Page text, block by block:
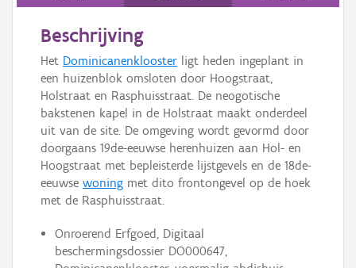
Beschrijving
Het Dominicanenklooster ligt heden ingeplant in
een huizenblok omsloten door Hoogstraat,
Holstraat en Rasphuisstraat. De neogotische
bakstenen kapel in de Holstraat maakt onderdeel
uit van de site. De omgeving wordt gevormd door
doorgaans 19de-eeuwse herenhuizen aan Hol- en
Hoogstraat met bepleisterde lijstgevels en de 18de-
eeuwse woning met dito frontongevel op de hoek
met de Rasphuisstraat.
Onroerend Erfgoed, Digitaal
beschermingsdossier DO000647,